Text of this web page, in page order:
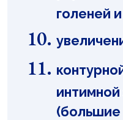
голеней
(большие